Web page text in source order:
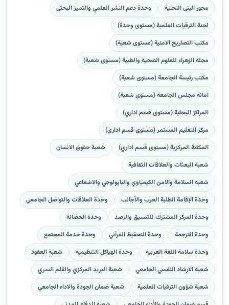
محور البنى التحتية
وحدة دعم النشر العلمي والتميز البحثي
لجنة الترقيات العلمية (مستوى وحدة)
مكتب التصاريح الامنية (مستوى شعبة)
مجلة الزهراء للعلوم الصحية والطبية (مستوى شعبة)
مكتب رئيسة الجامعة (مستوى شعبة)
امانة مجلس الجامعة (مستوى شعبة)
المراكز البحثية (مستوى قسم اداري)
مركز التعليم المستمر (مستوى قسم اداري)
المكتبة المركزية (مستوى قسم اداري)
شعبة حقوق الانسان
شعبة البعثات والعلاقات الثقافية
شعبة السلامة والامن الكيمياوي والبايولوجي والاشعاعي
وحدة الإقامة الطلبة العرب والأجانب
وحدة العلاقات والتواصل الجامعي
وحدة المركز المشترك للتنسيق والرصد
وحدة الحضانة
وحدة الترجمة
وحدة التحفيظ القرآني
وحدة خدمة المجتمع
وحدة سلامة اللغة العربية
وحدة الهياكل التنظيمية
شعبة العقود
شعبة الارشاد النفسي الجامعي
شعبة البريد المركزي والقلم السري
شعبة شؤون الترقيات العلمية
شعبة ضمان الجودة والاداء الجامعي